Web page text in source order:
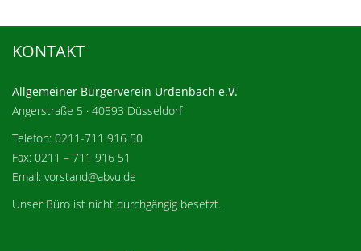
KONTAKT
Allgemeiner Bürgerverein Urdenbach e.V.
Angerstraße 5 · 40593 Düsseldorf
Telefon: 0211-711 916 50
Fax: 0211 – 711 916 51
Email: vorstand@abvu.de
Unser Büro ist nicht durchgängig besetzt.